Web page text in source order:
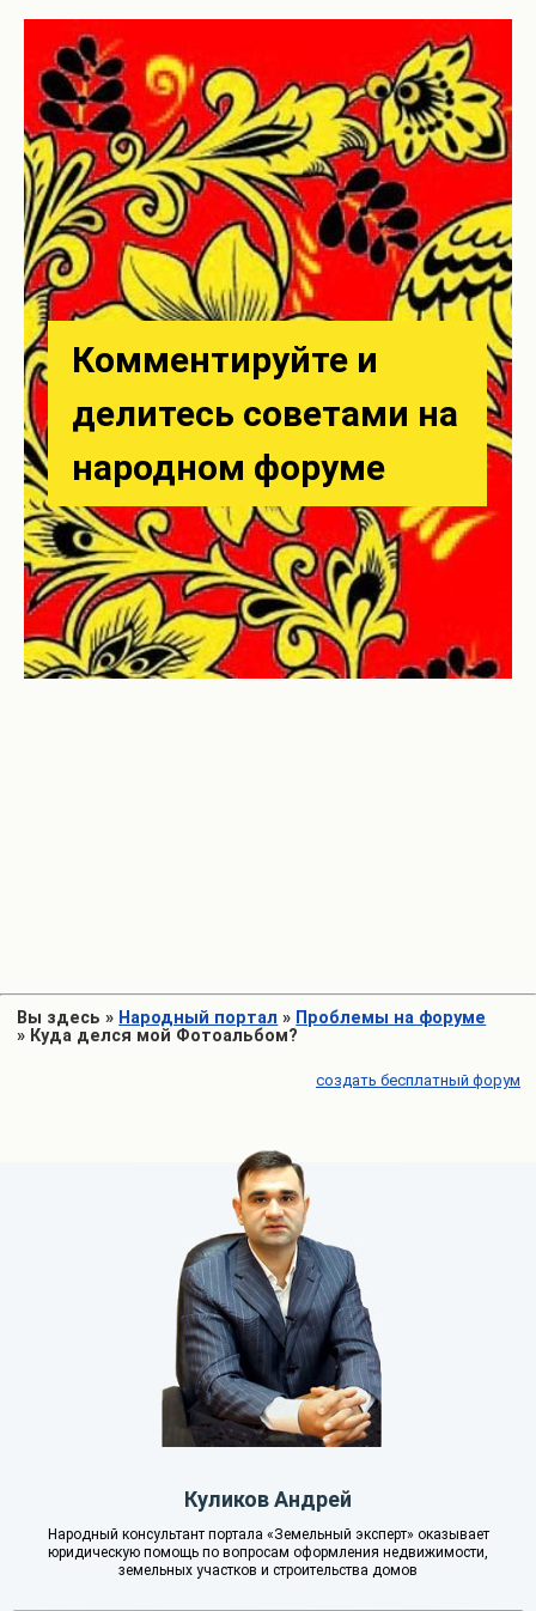
Вы здесь » Народный портал » Проблемы на форуме
» Куда делся мой Фотоальбом?
создать бесплатный форум
Куликов Андрей
Народный консультант портала «Земельный эксперт» оказывает
юридическую помощь по вопросам оформления недвижимости,
земельных участков и строительства домов